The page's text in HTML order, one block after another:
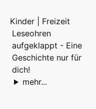
Kinder | Freizeit
Leseohren
aufgeklappt - Eine
Geschichte nur für
dich!
mehr...